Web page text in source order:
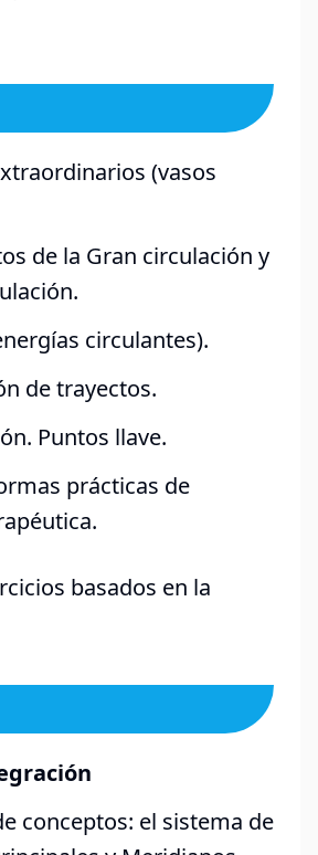
(vasos
de la Gran circulación y
circulantes).
de trayectos.
Puntos llave.
prácticas de
basados en la
conceptos: el sistema de